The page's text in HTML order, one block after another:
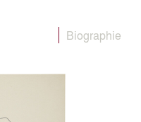
Biographie